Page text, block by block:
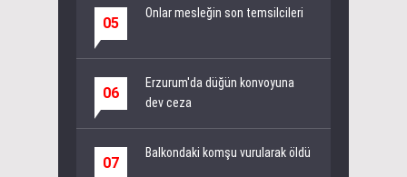
05
Onlar mesleğin son temsilcileri
06
Erzurum'da düğün konvoyuna
dev ceza
07
Balkondaki komşu vurularak öldü